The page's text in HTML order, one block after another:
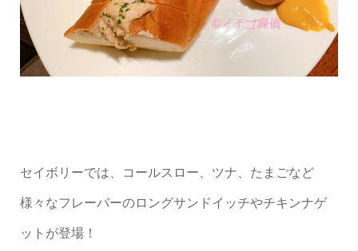
セイボリーでは、コールスロー、ツナ、たまごなど
様々なフレーバーのロングサンドイッチやチキンナゲ
ットが登場！